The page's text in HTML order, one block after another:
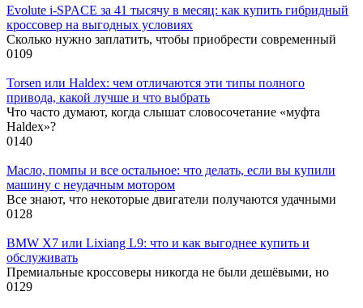
Evolute i-SPACE за 41 тысячу в месяц: как купить гибридный
кроссовер на выгодных условиях
Сколько нужно заплатить, чтобы приобрести современный
0109
Torsen или Haldex: чем отличаются эти типы полного
привода, какой лучше и что выбрать
Что часто думают, когда слышат словосочетание «муфта
Haldex»?
0140
Масло, помпы и все остальное: что делать, если вы купили
машину с неудачным мотором
Все знают, что некоторые двигатели получаются удачными
0128
BMW X7 или Lixiang L9: что и как выгоднее купить и
обслуживать
Премиальные кроссоверы никогда не были дешёвыми, но
0129